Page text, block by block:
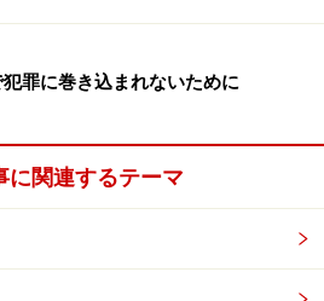
罪に巻き込まれないために
に関連するテーマ